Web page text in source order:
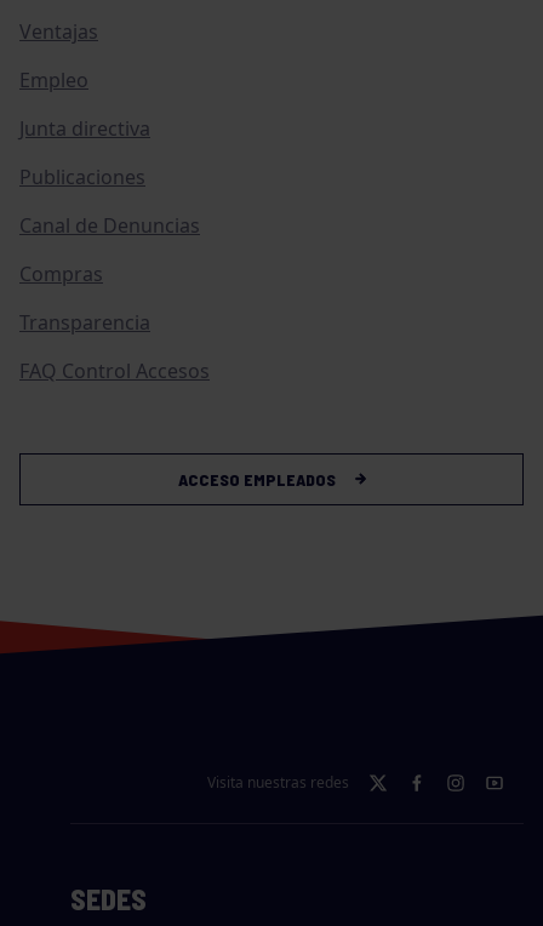
Ventajas
Empleo
Junta directiva
Publicaciones
Canal de Denuncias
Compras
Transparencia
FAQ Control Accesos
ACCESO EMPLEADOS
Visita nuestras redes
SEDES